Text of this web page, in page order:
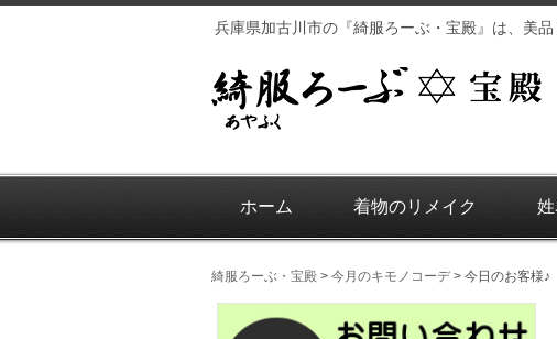
兵庫県加古川市の『綺服ろーぶ・宝殿』は、美
ホーム 着物のリメイク
綺服ろーぶ・宝殿 > 今月のキモノコーデ> 今日のお客様♪